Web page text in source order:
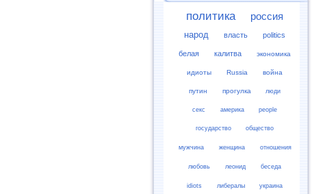
политика россия
народ власть politics
белая калитва экономика
идиоты Russia война
путин прогулка люди
секс америка people
государство общество
мужчина женщина отношения
любовь леонид беседа
idiots либералы украина